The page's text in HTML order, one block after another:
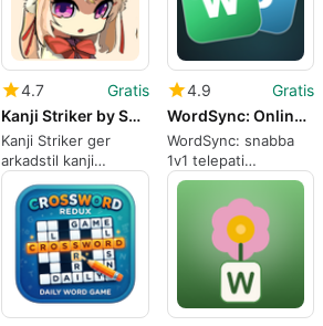
4.7
Gratis
Kanji Striker by Shima Bird
Kanji Striker ger
arkadstil kanji
övningar och en
bestiarium
4.9
Gratis
WordSync: Online Word Matching
WordSync: snabba
1v1 telepati
orddueller för
Android-spelare